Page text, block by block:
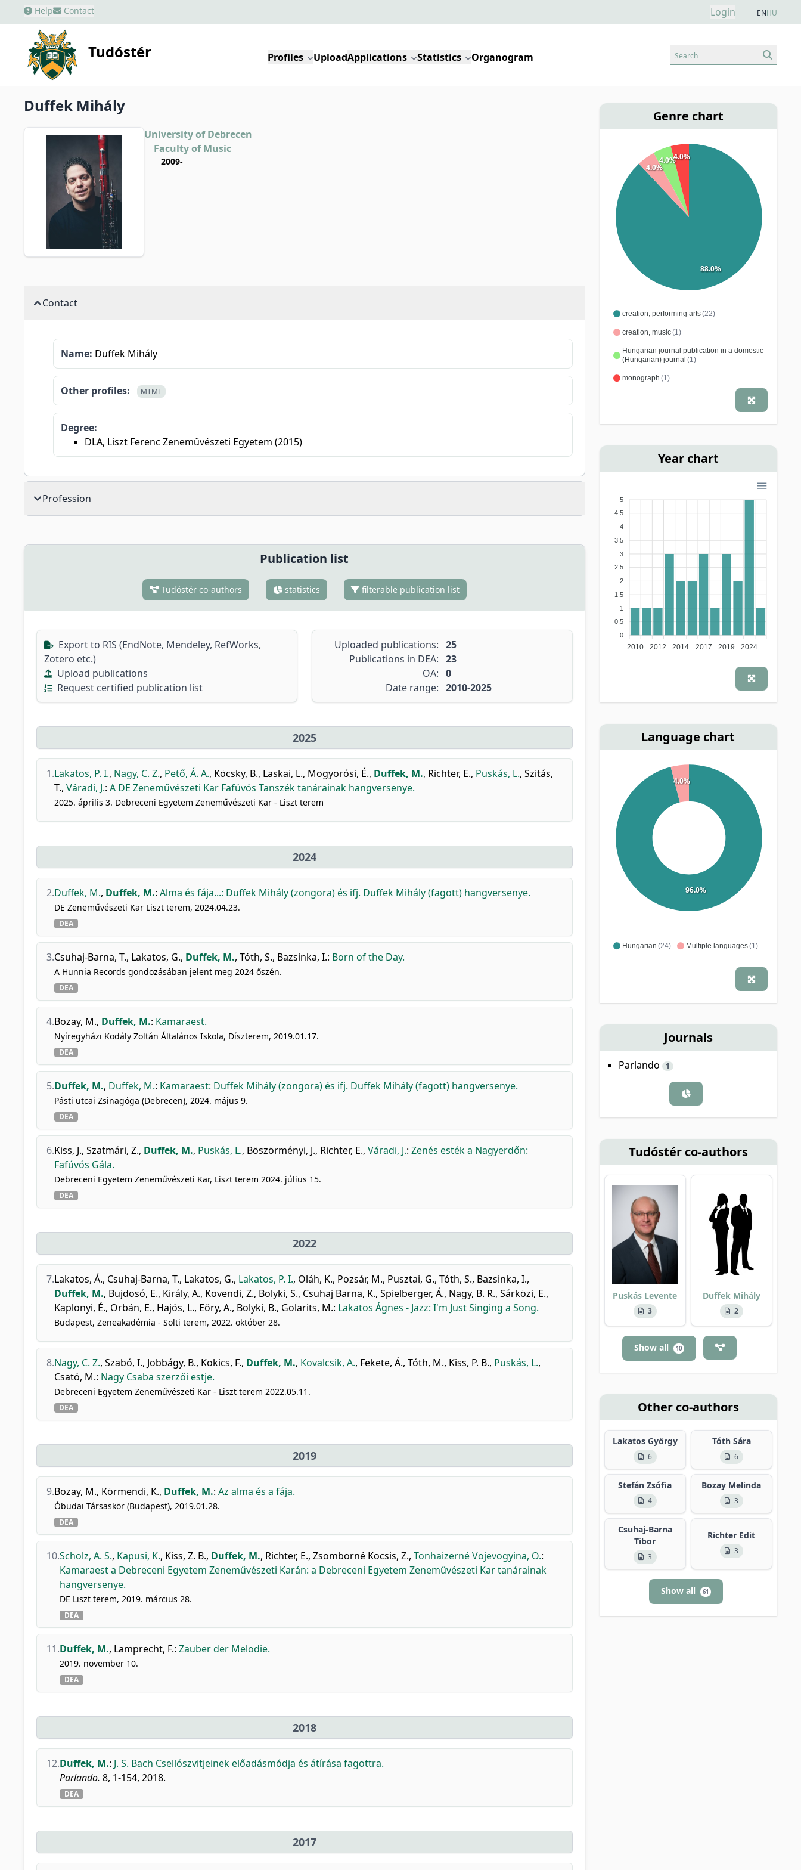
Help Contact Login ENHU
Tudóstér Profiles UploadApplications Statistics Organogram Search
Duffek Mihály
University of Debrecen
Faculty of Music
2009-
Contact
Name: Duffek Mihály
Other profiles: MTMT
Degree:
DLA, Liszt Ferenc Zeneművészeti Egyetem (2015)
Profession
Publication list
Tudóstér co-authors statistics filterable publication list
Export to RIS (EndNote, Mendeley, RefWorks,
Zotero etc.)
Upload publications
Request certified publication list
Uploaded publications: 25
Publications in DEA: 23
OA: 0
Date range: 2010-2025
2025
1.Lakatos, P. I., Nagy, C. Z., Pető, Á. A., Köcsky, B., Laskai, L., Mogyorósi, É., Duffek, M., Richter, E., Puskás, L., Szitás,
T., Váradi, J.: A DE Zeneművészeti Kar Fafúvós Tanszék tanárainak hangversenye.
2025. április 3. Debreceni Egyetem Zeneművészeti Kar - Liszt terem
2024
2.Duffek, M., Duffek, M.: Alma és fája...: Duffek Mihály (zongora) és ifj. Duffek Mihály (fagott) hangversenye.
DE Zeneművészeti Kar Liszt terem, 2024.04.23.
DEA
3.Csuhaj-Barna, T., Lakatos, G., Duffek, M., Tóth, S., Bazsinka, I.: Born of the Day.
A Hunnia Records gondozásában jelent meg 2024 őszén.
DEA
4.Bozay, M., Duffek, M.: Kamaraest.
Nyíregyházi Kodály Zoltán Általános Iskola, Díszterem, 2019.01.17.
DEA
5.Duffek, M., Duffek, M.: Kamaraest: Duffek Mihály (zongora) és ifj. Duffek Mihály (fagott) hangversenye.
Pásti utcai Zsinagóga (Debrecen), 2024. május 9.
DEA
6.Kiss, J., Szatmári, Z., Duffek, M., Puskás, L., Böszörményi, J., Richter, E., Váradi, J.: Zenés esték a Nagyerdőn:
Fafúvós Gála.
Debreceni Egyetem Zeneművészeti Kar, Liszt terem 2024. július 15.
DEA
2022
7.Lakatos, Á., Csuhaj-Barna, T., Lakatos, G., Lakatos, P. I., Oláh, K., Pozsár, M., Pusztai, G., Tóth, S., Bazsinka, I.,
Duffek, M., Bujdosó, E., Király, A., Kövendi, Z., Bolyki, S., Csuhaj Barna, K., Spielberger, Á., Nagy, B. R., Sárközi, E.,
Kaplonyi, É., Orbán, E., Hajós, L., Eőry, A., Bolyki, B., Golarits, M.: Lakatos Ágnes - Jazz: I'm Just Singing a Song.
Budapest, Zeneakadémia - Solti terem, 2022. október 28.
8.Nagy, C. Z., Szabó, I., Jobbágy, B., Kokics, F., Duffek, M., Kovalcsik, A., Fekete, Á., Tóth, M., Kiss, P. B., Puskás, L.,
Csató, M.: Nagy Csaba szerzői estje.
Debreceni Egyetem Zeneművészeti Kar - Liszt terem 2022.05.11.
DEA
2019
9.Bozay, M., Körmendi, K., Duffek, M.: Az alma és a fája.
Óbudai Társaskör (Budapest), 2019.01.28.
DEA
10.Scholz, A. S., Kapusi, K., Kiss, Z. B., Duffek, M., Richter, E., Zsomborné Kocsis, Z., Tonhaizerné Vojevogyina, O.:
Kamaraest a Debreceni Egyetem Zeneművészeti Karán: a Debreceni Egyetem Zeneművészeti Kar tanárainak
hangversenye.
DE Liszt terem, 2019. március 28.
DEA
11.Duffek, M., Lamprecht, F.: Zauber der Melodie.
2019. november 10.
DEA
2018
12.Duffek, M.: J. S. Bach Csellószvitjeinek előadásmódja és átírása fagottra.
Parlando. 8, 1-154, 2018.
DEA
2017
Genre chart
creation, performing arts(22)
creation, music(1)
Hungarian journal publication in a domestic
(Hungarian) journal (1)
monograph (1)
88.0%
4.0%
4.0%4.0%
Year chart
5
4.5
4
3.5
3
2.5
2
1.5
1
0.5
0
2010 2012 2014 2017 2019 2024
Language chart
Hungarian (24) Multiple languages(1)
96.0%
4.0%
Journals
Parlando 1
Tudóstér co-authors
Puskás Levente
3
Duffek Mihály
2
Show all 10
Other co-authors
Lakatos György
6
Tóth Sára
6
Stefán Zsófia
4
Bozay Melinda
3
Csuhaj-Barna
Tibor
3
Richter Edit
3
Show all 61